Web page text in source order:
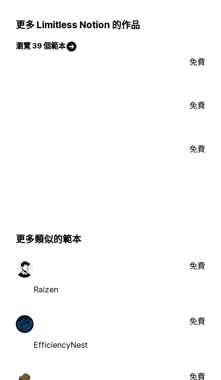
更多 Limitless Notion 的作品
瀏覽 39 個範本
免費
免費
免費
更多類似的範本
Raizen
免費
EfficiencyNest
免費
免費